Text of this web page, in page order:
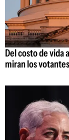
Del costo de vida
miran los